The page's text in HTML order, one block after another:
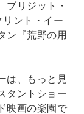
ブリジット・
ント・イー
ン『荒野の用
は、もっと見
タントショー
映画の楽園で